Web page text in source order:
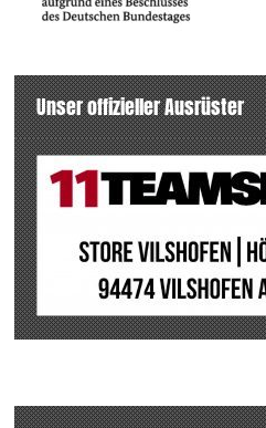
Unser offizieller Ausrüster